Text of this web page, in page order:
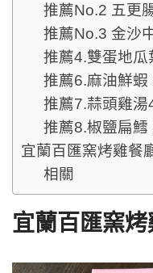
推薦No.2 五更
推薦No.3 金沙
推薦4.雙蛋地瓜
推薦6.麻油鮮蝦
推薦7.蒜頭雞湯
推薦8.椒鹽扁鱈
宜蘭百匯窯烤雞餐
相關
宜蘭百匯窯